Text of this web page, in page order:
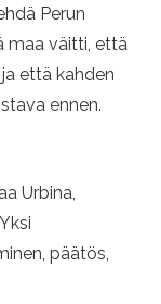
Perun
maa väitti, että
että kahden
ennen.
Urbina,
päätös,